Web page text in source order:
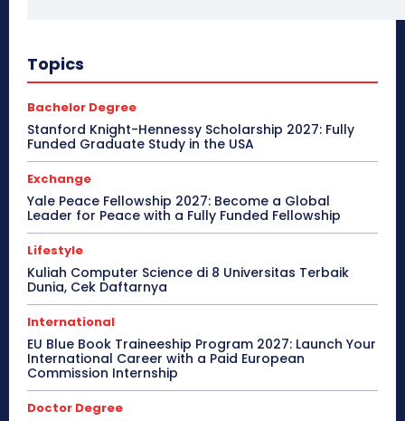
Topics
Bachelor Degree
Stanford Knight-Hennessy Scholarship 2027: Fully
Funded Graduate Study in the USA
Exchange
Yale Peace Fellowship 2027: Become a Global
Leader for Peace with a Fully Funded Fellowship
Lifestyle
Kuliah Computer Science di 8 Universitas Terbaik
Dunia, Cek Daftarnya
International
EU Blue Book Traineeship Program 2027: Launch Your
International Career with a Paid European
Commission Internship
Doctor Degree